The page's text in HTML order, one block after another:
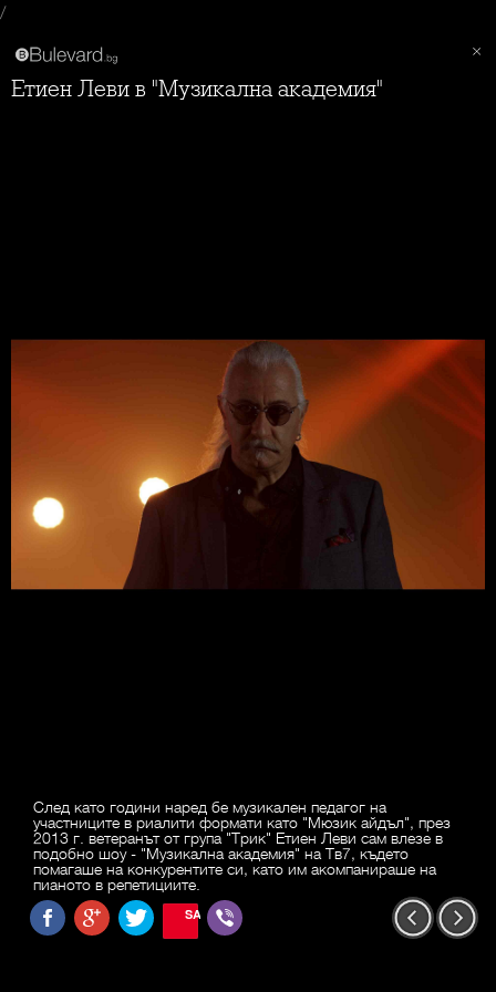
/
Етиен Леви в "Музикална академия"
След като години наред бе музикален педагог на
участниците в риалити формати като "Мюзик айдъл", през
2013 г. ветеранът от група "Трик" Етиен Леви сам влезе в
подобно шоу - "Музикална академия" на Тв7, където
помагаше на конкурентите си, като им акомпанираше на
пианото в репетициите.
SAVE